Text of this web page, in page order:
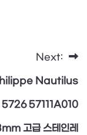
Next:
Nautilus
57111A010
고급 스테인레